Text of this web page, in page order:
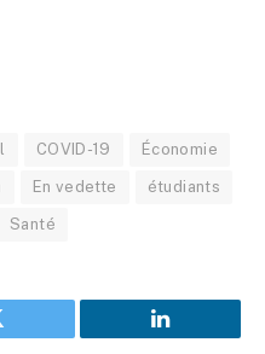
COVID-19 Économie
En vedette étudiants
Santé
LinkedIn